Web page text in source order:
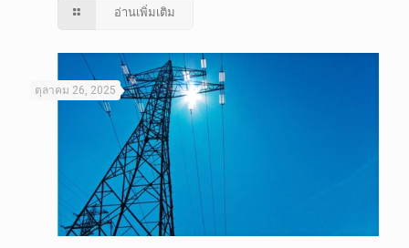
อ่านเพิ่มเติม
ตุลาคม 26, 2025